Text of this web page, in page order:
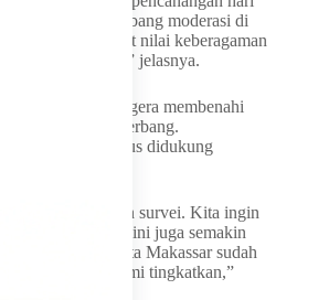
gerbang-gerbang moderasi di
upaya memperkuat nilai keberagaman
paling kecil,” jelasnya.
akan segera membenahi
pembangunan gerbang.
tersebut harus didukung
turun melakukan survei. Kita ingin
menuju kawasan ini juga semakin
jalan Kota Makassar sudah
dan akan terus kami tingkatkan,”